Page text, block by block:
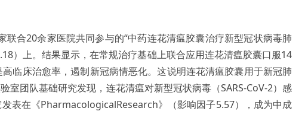
合20余家医院共同参与的“中药连花清瘟胶囊治疗新型冠状病毒肺
）上。结果显示，在常规治疗基础上联合应用连花清瘟胶囊口服14
临床治愈率，遏制新冠病情恶化。这说明连花清瘟胶囊用于新冠肺
团队基础研究发现，连花清瘟对新型冠状病毒（SARS-CoV-2）感
表在《PharmacologicalResearch》（影响因子5.57），成为中成